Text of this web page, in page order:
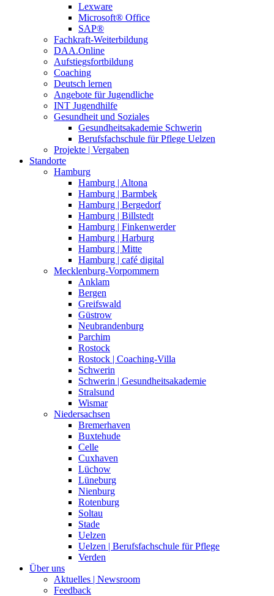
Lexware
Microsoft® Office
SAP®
Fachkraft-Weiterbildung
DAA.Online
Aufstiegsfortbildung
Coaching
Deutsch lernen
Angebote für Jugendliche
INT Jugendhilfe
Gesundheit und Soziales
Gesundheitsakademie Schwerin
Berufsfachschule für Pflege Uelzen
Projekte | Vergaben
Standorte
Hamburg
Hamburg | Altona
Hamburg | Barmbek
Hamburg | Bergedorf
Hamburg | Billstedt
Hamburg | Finkenwerder
Hamburg | Harburg
Hamburg | Mitte
Hamburg | café digital
Mecklenburg-Vorpommern
Anklam
Bergen
Greifswald
Güstrow
Neubrandenburg
Parchim
Rostock
Rostock | Coaching-Villa
Schwerin
Schwerin | Gesundheitsakademie
Stralsund
Wismar
Niedersachsen
Bremerhaven
Buxtehude
Celle
Cuxhaven
Lüchow
Lüneburg
Nienburg
Rotenburg
Soltau
Stade
Uelzen
Uelzen | Berufsfachschule für Pflege
Verden
Über uns
Aktuelles | Newsroom
Feedback